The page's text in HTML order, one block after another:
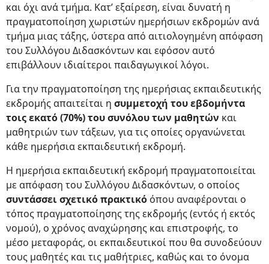
και όχι ανά τμήμα. Κατ’ εξαίρεση, είναι δυνατή η
πραγματοποίηση χωριστών ημερήσιων εκδρομών ανά
τμήμα μιας τάξης, ύστερα από αιτιολογημένη απόφαση
του Συλλόγου Διδασκόντων και εφόσον αυτό
επιβάλλουν ιδιαίτεροι παιδαγωγικοί λόγοι.
Για την πραγματοποίηση της ημερήσιας εκπαιδευτικής
εκδρομής απαιτείται η συμμετοχή του εβδομήντα
τοις εκατό (70%) του συνόλου των μαθητών και
μαθητριών των τάξεων, για τις οποίες οργανώνεται
κάθε ημερήσια εκπαιδευτική εκδρομή.
Η ημερήσια εκπαιδευτική εκδρομή πραγματοποιείται
με απόφαση του Συλλόγου Διδασκόντων, ο οποίος
συντάσσει σχετικό πρακτικό όπου αναφέρονται o
τόπος πραγματοποίησης της εκδρομής (εντός ή εκτός
νομού), ο χρόνος αναχώρησης και επιστροφής, το
μέσο μεταφοράς, οι εκπαιδευτικοί που θα συνοδεύουν
τους μαθητές και τις μαθήτριες, καθώς και το όνομα